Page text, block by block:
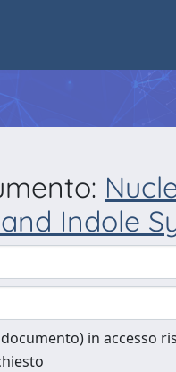
Indole
in accesso